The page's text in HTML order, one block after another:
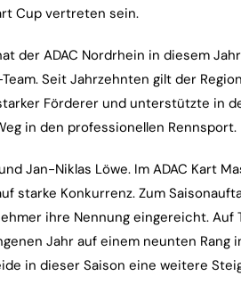
Cup vertreten sein.
der ADAC Nordrhein in diesem
Seit Jahrzehnten gilt der
Förderer und unterstützte in
in den professionellen Rennsport.
Jan-Niklas Löwe. Im ADAC Kart
starke Konkurrenz. Zum
ihre Nennung eingereicht. Auf
Jahr auf einem neunten Rang
in dieser Saison eine weitere